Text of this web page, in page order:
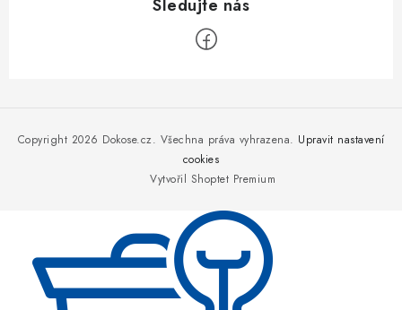
Vytvořil Shoptet Premium
Copyright 2026 Dokose.cz. Všechna práva vyhrazena. Upravit nastavení
cookies